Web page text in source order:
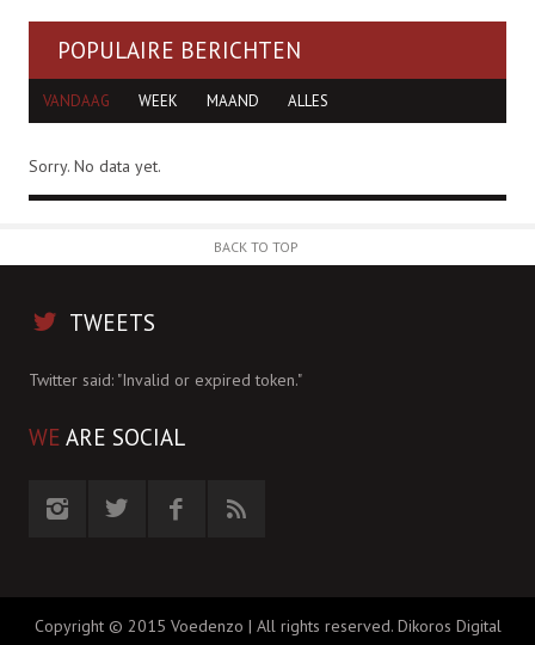
POPULAIRE BERICHTEN
VANDAAG WEEK MAAND ALLES
Sorry. No data yet.
BACK TO TOP
TWEETS
Twitter said: "Invalid or expired token."
WE ARE SOCIAL
Copyright © 2015 Voedenzo | All rights reserved. Dikoros Digital